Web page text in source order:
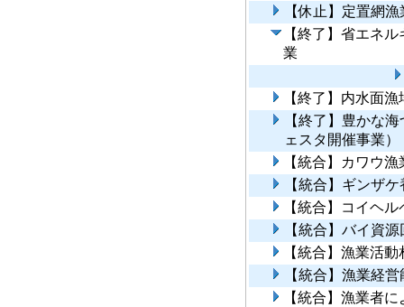
【休止】定置網
【終了】省エネ
業
【終了】内水面
【終了】豊かな
ェスタ開催事業）
【統合】カワウ
【統合】ギンザ
【統合】コイヘ
【統合】バイ資
【統合】漁業活
【統合】漁業経
【統合】漁業者